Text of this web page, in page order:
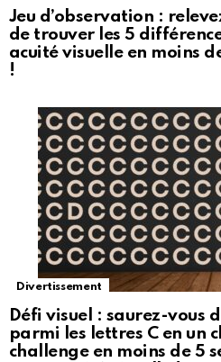
Jeu d’observation :
de trouver les 5
acuité visuelle en moins
!
Divertissement
Défi visuel : saurez-vous
parmi les lettres C en un
challenge en moins de 5